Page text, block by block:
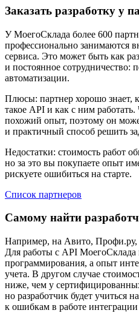
Заказать разработку у
У МоегоСклада более 600
профессионально занимаются
сервиса. Это может быть как
и постоянное сотрудничество:
автоматизации.
Плюсы: партнер хорошо знает,
такое API и как с ним работать.
похожий опыт, поэтому он
и практичный способ решить
Недостатки: стоимость работ
но за это вы покупаете опыт
рискуете ошибиться на старте.
Список партнеров
Самому найти
Например, на Авито,
Для работы с API
программирования, а опыт
учета. В другом случае
ниже, чем у
но разработчик будет учиться
к ошибкам в работе